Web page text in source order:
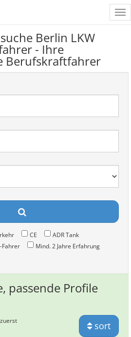
Berlin LKW
- Ihre
Berufskraftfahrer
CE
ADR Tank
Fahrer
Mind. 2 Jahre Erfahrung
passende Profile
sort